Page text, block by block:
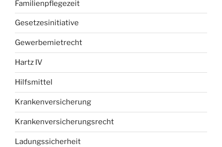
Familienpflegezeit
Gesetzesinitiative
Gewerbemietrecht
Hartz IV
Hilfsmittel
Krankenversicherung
Krankenversicherungsrecht
Ladungssicherheit